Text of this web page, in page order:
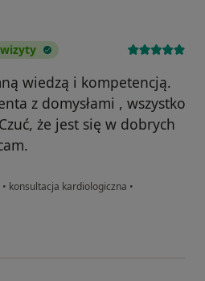
wiedzą i kompetencją.
z domysłami , wszystko
że jest się w dobrych
• konsultacja kardiologiczna •